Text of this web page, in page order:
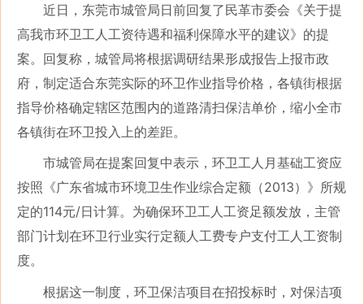
近日，东莞市城管局日前回复了民革市委会《关于提
高我市环卫工人工资待遇和福利保障水平的建议》的提
案。回复称，城管局将根据调研结果形成报告上报市政
府，制定适合东莞实际的环卫作业指导价格，各镇街根据
指导价格确定辖区范围内的道路清扫保洁单价，缩小全市
各镇街在环卫投入上的差距。
市城管局在提案回复中表示，环卫工人月基础工资应
按照《广东省城市环境卫生作业综合定额（2013）》所规
定的114元/日计算。为确保环卫工人工资足额发放，主管
部门计划在环卫行业实行定额人工费专户支付工人工资制
度。
根据这一制度，环卫保洁项目在招投标时，对保洁项